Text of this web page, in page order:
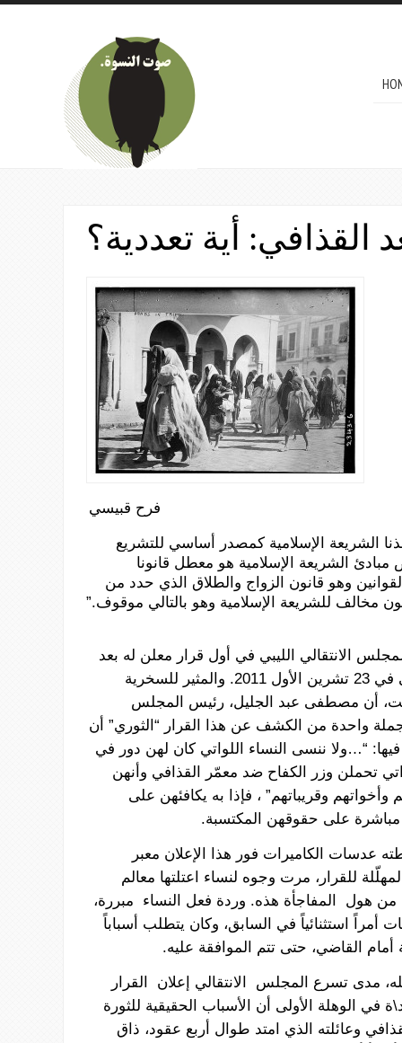
Skip to main content
القذافي: أية تعددية؟
فرح قبيسي
الشريعة الإسلامية كمصدر أساسي للتشريع
مبادئ الشريعة الإسلامية هو معطل قانونا
وهو قانون الزواج والطلاق الذي حدد من
مخالف للشريعة الإسلامية وهو بالتالي موقوف.”
الانتقالي الليبي في أول قرار معلن له بعد
في تشرين الأول والمثير للسخرية
أن مصطفى عبد الجليل، رئيس
المجلس
واحدة من الكشف عن هذا القرار “الثوري” أن
فيها: “…ولا ننسى النساء اللواتي كان لهن دور في
تحملن وزر الكفاح ضد معمّر القذافي وأنهن
وأخواتهم وقريباتهم” ، فإذا به يكافئهن على
مباشرة على حقوقهن المكتسبة.
عدسات الكاميرات فور هذا الإعلان معبر
للقرار، مرت وجوه لنساء اعتلتها معالم
من هول المفاجأة هذه. وردة فعل النساء
مبررة،
أمراً استثنائياً في السابق، وكان يتطلب
أسباباً
أمام القاضي، حتى تتم الموافقة عليه.
مدى تسرع المجلس الانتقالي إعلان
القرار
\ة في الوهلة الأولى أن الأسباب الحقيقية للثورة
وعائلته الذي امتد طوال أربع عقود، ذاق